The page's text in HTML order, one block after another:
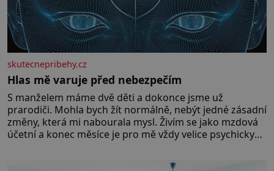
skutecnepribehy.cz
Hlas mě varuje před nebezpečím
S manželem máme dvě děti a dokonce jsme už
prarodiči. Mohla bych žít normálně, nebýt jedné zásadní
změny, která mi nabourala mysl. Živím se jako mzdová
účetní a konec měsíce je pro mě vždy velice psychicky